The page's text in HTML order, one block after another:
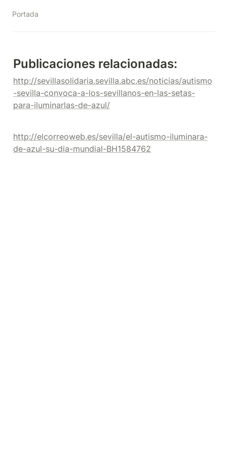
Portada
Publicaciones relacionadas:
http://sevillasolidaria.sevilla.abc.es/noticias/autismo
-sevilla-convoca-a-los-sevillanos-en-las-setas-
para-iluminarlas-de-azul/
http://elcorreoweb.es/sevilla/el-autismo-iluminara-
de-azul-su-dia-mundial-BH1584762